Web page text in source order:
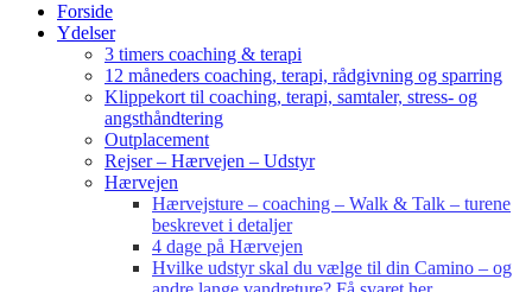
Forside
Ydelser
3 timers coaching & terapi
12 måneders coaching, terapi, rådgivning og sparring
Klippekort til coaching, terapi, samtaler, stress- og
angsthåndtering
Outplacement
Rejser – Hærvejen – Udstyr
Hærvejen
Hærvejsture – coaching – Walk & Talk – turene
beskrevet i detaljer
4 dage på Hærvejen
Hvilke udstyr skal du vælge til din Camino – og